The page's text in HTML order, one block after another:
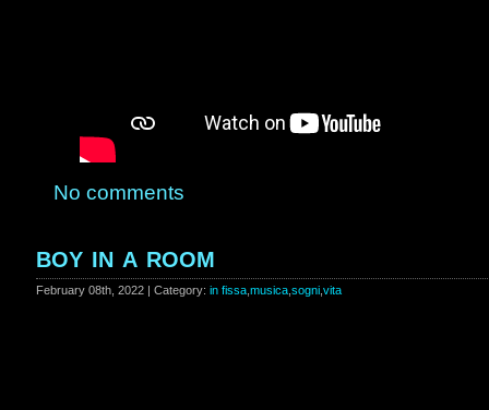
No comments
boy in a room
February 08th, 2022 | Category: in fissa musica sogni vita